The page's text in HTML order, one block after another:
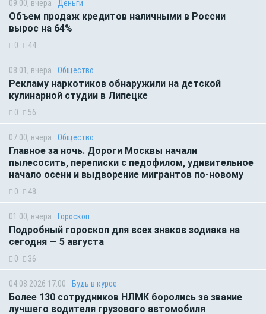
09:00, вчера Деньги
Объем продаж кредитов наличными в России
вырос на 64%
0 44
08:01, вчера Общество
Рекламу наркотиков обнаружили на детской
кулинарной студии в Липецке
0 56
07:00, вчера Общество
Главное за ночь. Дороги Москвы начали
пылесосить, переписки с педофилом, удивительное
начало осени и выдворение мигрантов по-новому
0 48
01:00, вчера Гороскоп
Подробный гороскоп для всех знаков зодиака на
сегодня — 5 августа
0 36
04.08.2026 17:00 Будь в курсе
Более 130 сотрудников НЛМК боролись за звание
лучшего водителя грузового автомобиля